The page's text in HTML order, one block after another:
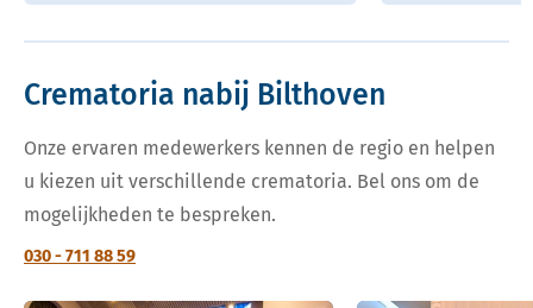
Crematoria nabij Bilthoven
Onze ervaren medewerkers kennen de regio en helpen
u kiezen uit verschillende crematoria. Bel ons om de
mogelijkheden te bespreken.
030 - 711 88 59